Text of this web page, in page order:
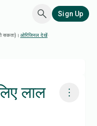
Sign Up
सकता)। ओरिजिनल देखें·
लाल